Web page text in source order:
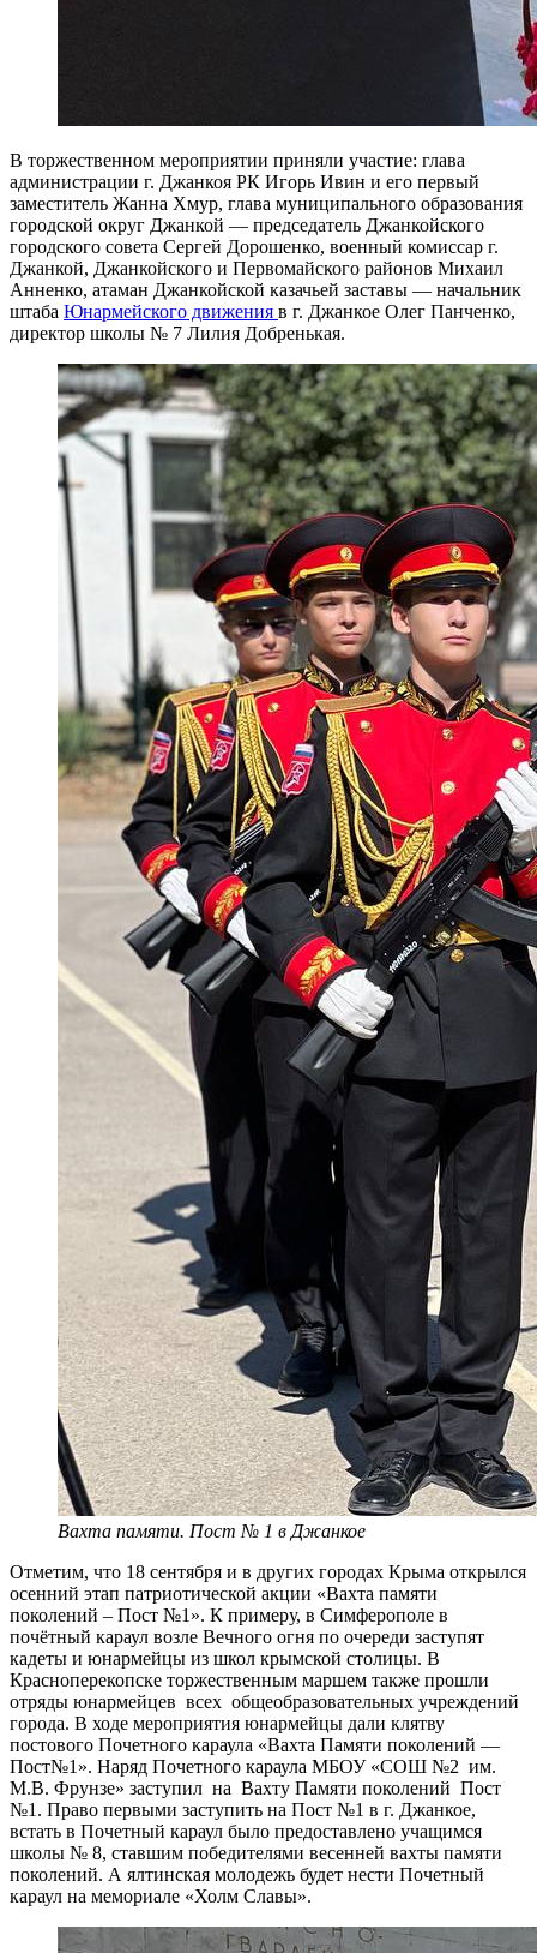
В торжественном мероприятии приняли участие: глава
администрации г. Джанкоя РК Игорь Ивин и его первый
заместитель Жанна Хмур, глава муниципального образования
городской округ Джанкой — председатель Джанкойского
городского совета Сергей Дорошенко, военный комиссар г.
Джанкой, Джанкойского и Первомайского районов Михаил
Анненко, атаман Джанкойской казачьей заставы — начальник
штаба Юнармейского движения в г. Джанкое Олег Панченко,
директор школы № 7 Лилия Добренькая.
Вахта памяти. Пост № 1 в Джанкое
Отметим, что 18 сентября и в других городах Крыма открылся
осенний этап патриотической акции «Вахта памяти
поколений – Пост №1». К примеру, в Симферополе в
почётный караул возле Вечного огня по очереди заступят
кадеты и юнармейцы из школ крымской столицы. В
Красноперекопске торжественным маршем также прошли
отряды юнармейцев всех общеобразовательных учреждений
города. В ходе мероприятия юнармейцы дали клятву
постового Почетного караула «Вахта Памяти поколений —
Пост№1». Наряд Почетного караула МБОУ «СОШ №2 им.
М.В. Фрунзе» заступил на Вахту Памяти поколений Пост
№1. Право первыми заступить на Пост №1 в г. Джанкое,
встать в Почетный караул было предоставлено учащимся
школы № 8, ставшим победителями весенней вахты памяти
поколений. А ялтинская молодежь будет нести Почетный
караул на мемориале «Холм Славы».